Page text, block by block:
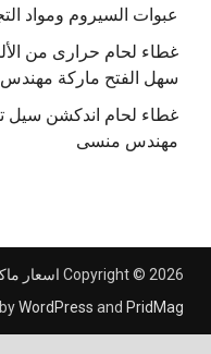
عبوات السيروم ومواد
غطاء لحام حرارى من
سهل الفتح ماركة
غطاء لحام اندكشن سيل
مهندس منسى
Copyright © 2026اسعار
byWordPressandPridMag